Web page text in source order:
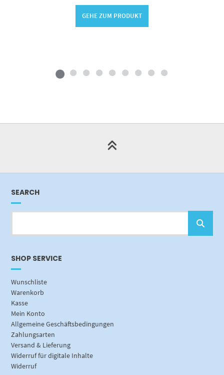
GEHE ZUM PRODUKT
SEARCH
SHOP SERVICE
Wunschliste
Warenkorb
Kasse
Mein Konto
Allgemeine Geschäftsbedingungen
Zahlungsarten
Versand & Lieferung
Widerruf für digitale Inhalte
Widerruf